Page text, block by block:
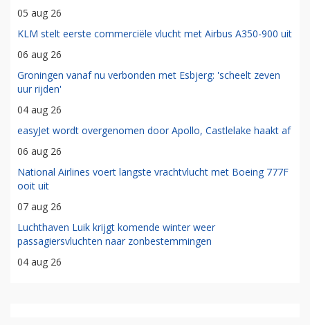
05 aug 26
KLM stelt eerste commerciële vlucht met Airbus A350-900 uit
06 aug 26
Groningen vanaf nu verbonden met Esbjerg: 'scheelt zeven
uur rijden'
04 aug 26
easyJet wordt overgenomen door Apollo, Castlelake haakt af
06 aug 26
National Airlines voert langste vrachtvlucht met Boeing 777F
ooit uit
07 aug 26
Luchthaven Luik krijgt komende winter weer
passagiersvluchten naar zonbestemmingen
04 aug 26